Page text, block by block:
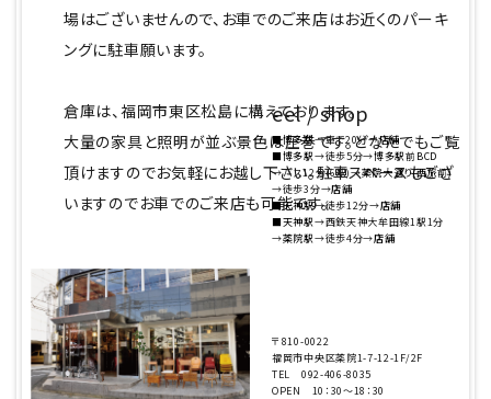
テーブル
チェア
ソファ
照明
ドア
雑貨
場はございませんので、お車でのご来店はお近くのパーキ
ングに駐車願います。
倉庫は、福岡市東区松島に構えております。
大量の家具と照明が並ぶ景色は圧巻です。どなたでもご覧
頂けますのでお気軽にお越し下さい。駐車スペースもござ
いますのでお車でのご来店も可能です。
eel / shop
■博多駅→車で20分→店舗
■博多駅→徒歩5分→博多駅前BCD
→バス12分(6駅)→薬院大通り(西旅前)
→徒歩3分→店舗
■天神駅→徒歩12分→店舗
■天神駅→西鉄天神大牟田線1駅1分
→薬院駅→徒歩4分→店舗
〒810-0022
福岡市中央区薬院1-7-12-1F/2F
TEL 092-406-8035
OPEN 10：30～18：30